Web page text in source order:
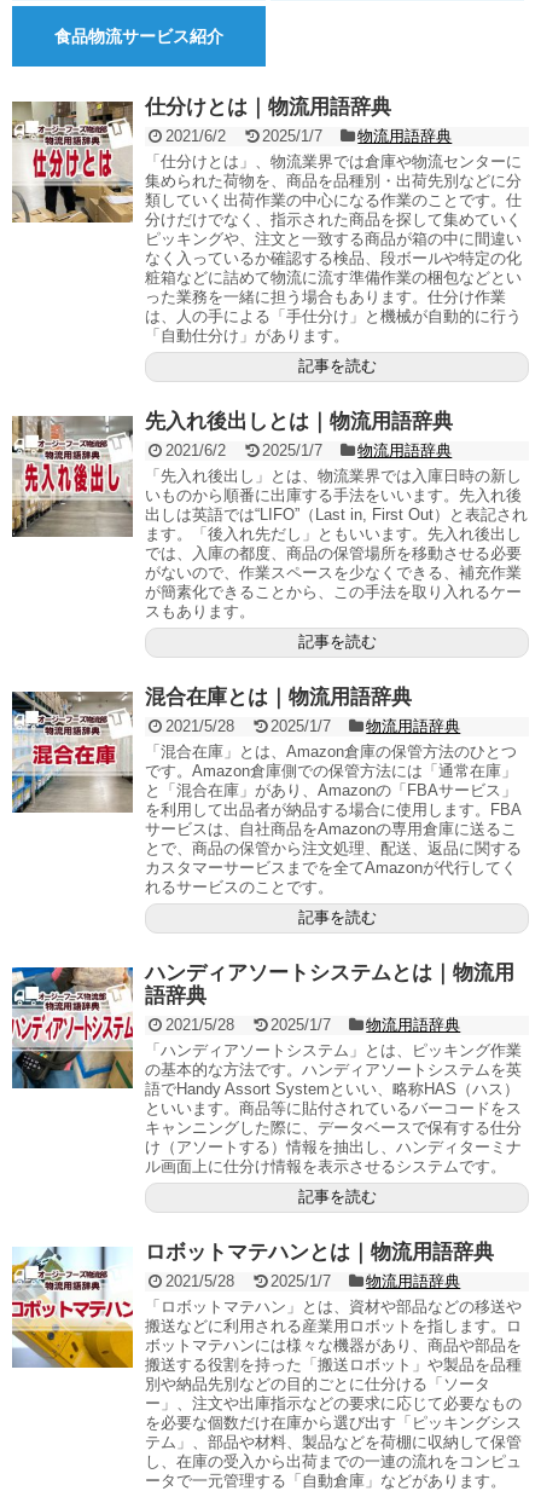
食品物流サービス紹介
仕分けとは｜物流用語辞典
2021/6/2 2025/1/7
物流用語辞典
「仕分けとは」、物流業界では倉庫や物流センターに
集められた荷物を、商品を品種別・出荷先別などに分
類していく出荷作業の中心になる作業のことです。仕
分けだけでなく、指示された商品を探して集めていく
ピッキングや、注文と一致する商品が箱の中に間違い
なく入っているか確認する検品、段ボールや特定の化
粧箱などに詰めて物流に流す準備作業の梱包などとい
った業務を一緒に担う場合もあります。仕分け作業
は、人の手による「手仕分け」と機械が自動的に行う
「自動仕分け」があります。
記事を読む
先入れ後出しとは｜物流用語辞典
2021/6/2 2025/1/7
物流用語辞典
「先入れ後出し」とは、物流業界では入庫日時の新し
いものから順番に出庫する手法をいいます。先入れ後
出しは英語では“LIFO”（Last in, First Out）と表記され
ます。「後入れ先だし」ともいいます。先入れ後出し
では、入庫の都度、商品の保管場所を移動させる必要
がないので、作業スペースを少なくできる、補充作業
が簡素化できることから、この手法を取り入れるケー
スもあります。
記事を読む
混合在庫とは｜物流用語辞典
2021/5/28 2025/1/7
物流用語辞典
「混合在庫」とは、Amazon倉庫の保管方法のひとつ
です。Amazon倉庫側での保管方法には「通常在庫」
と「混合在庫」があり、Amazonの「FBAサービス」
を利用して出品者が納品する場合に使用します。FBA
サービスは、自社商品をAmazonの専用倉庫に送るこ
とで、商品の保管から注文処理、配送、返品に関する
カスタマーサービスまでを全てAmazonが代行してく
れるサービスのことです。
記事を読む
ハンディアソートシステムとは｜物流用
語辞典
2021/5/28 2025/1/7
物流用語辞典
「ハンディアソートシステム」とは、ピッキング作業
の基本的な方法です。ハンディアソートシステムを英
語でHandy Assort Systemといい、略称HAS（ハス）
といいます。商品等に貼付されているバーコードをス
キャンニングした際に、データベースで保有する仕分
け（アソートする）情報を抽出し、ハンディターミナ
ル画面上に仕分け情報を表示させるシステムです。
記事を読む
ロボットマテハンとは｜物流用語辞典
2021/5/28 2025/1/7
物流用語辞典
「ロボットマテハン」とは、資材や部品などの移送や
搬送などに利用される産業用ロボットを指します。ロ
ボットマテハンには様々な機器があり、商品や部品を
搬送する役割を持った「搬送ロボット」や製品を品種
別や納品先別などの目的ごとに仕分ける「ソータ
ー」、注文や出庫指示などの要求に応じて必要なもの
を必要な個数だけ在庫から選び出す「ピッキングシス
テム」、部品や材料、製品などを荷棚に収納して保管
し、在庫の受入から出荷までの一連の流れをコンピュ
ータで一元管理する「自動倉庫」などがあります。